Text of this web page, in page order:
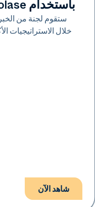
باستخدام Reverse by Aerolase
ستقوم لجنة من
خلال الاستراتيجيات
شاهد الآن